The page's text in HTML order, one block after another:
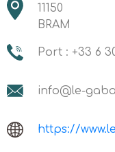
11150
BRAM
Port : +33 6
info@le-
https://